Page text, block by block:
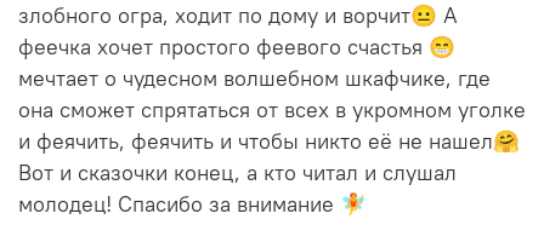
злобного огра, ходит по дому и ворчит😐 А
феечка хочет простого феевого счастья 😁
мечтает о чудесном волшебном шкафчике, где
она сможет спрятаться от всех в укромном уголке
и феячить, феячить и чтобы никто её не нашел🤗
Вот и сказочки конец, а кто читал и слушал
молодец! Спасибо за внимание 🧚